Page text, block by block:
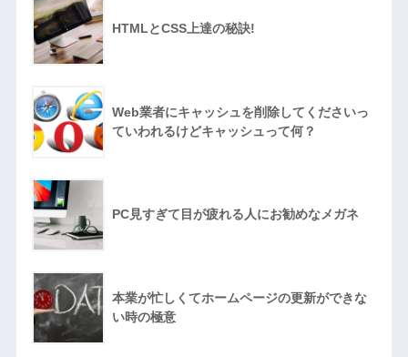
HTMLとCSS上達の秘訣!
Web業者にキャッシュを削除してくださいっ
ていわれるけどキャッシュって何？
PC見すぎて目が疲れる人にお勧めなメガネ
本業が忙しくてホームページの更新ができな
い時の極意